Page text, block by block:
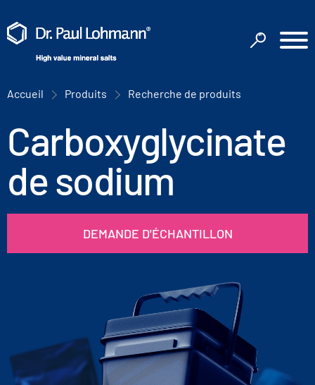
Accueil Produits Recherche de produits
Carboxyglycinate
de sodium
DEMANDE D'ÉCHANTILLON